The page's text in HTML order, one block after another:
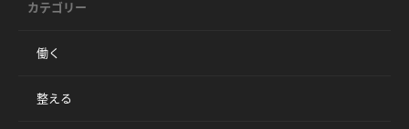
カテゴリー
働く
整える